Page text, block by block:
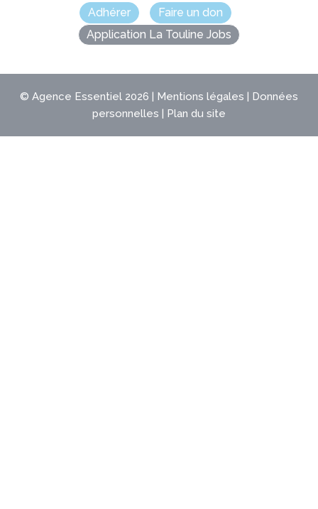
Adhérer
Faire un don
Application La Touline Jobs
© Agence Essentiel 2026 | Mentions légales | Données
personnelles | Plan du site